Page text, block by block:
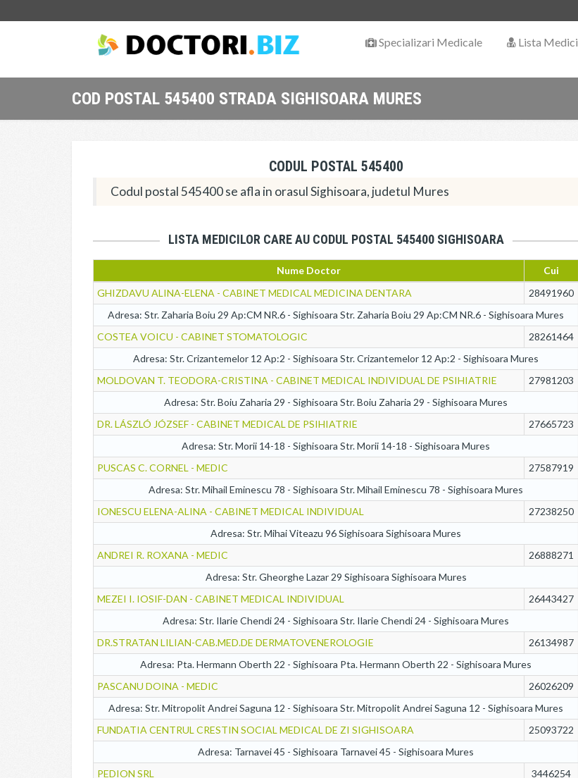
Specializari Medicale Lista Medici
COD POSTAL 545400 STRADA SIGHISOARA MURES
CODUL POSTAL 545400
Codul postal 545400 se afla in orasul Sighisoara, judetul Mures
LISTA MEDICILOR CARE AU CODUL POSTAL 545400 SIGHISOARA
Nume Doctor
Cui
GHIZDAVU ALINA-ELENA - CABINET MEDICAL MEDICINA DENTARA
28491960
Adresa: Str. Zaharia Boiu 29 Ap:CM NR.6 - Sighisoara Str. Zaharia Boiu 29 Ap:CM NR.6 - Sighisoara Mures
COSTEA VOICU - CABINET STOMATOLOGIC
28261464
Adresa: Str. Crizantemelor 12 Ap:2 - Sighisoara Str. Crizantemelor 12 Ap:2 - Sighisoara Mures
MOLDOVAN T. TEODORA-CRISTINA - CABINET MEDICAL INDIVIDUAL DE PSIHIATRIE
27981203
Adresa: Str. Boiu Zaharia 29 - Sighisoara Str. Boiu Zaharia 29 - Sighisoara Mures
DR. LÁSZLÓ JÓZSEF - CABINET MEDICAL DE PSIHIATRIE
27665723
Adresa: Str. Morii 14-18 - Sighisoara Str. Morii 14-18 - Sighisoara Mures
PUSCAS C. CORNEL - MEDIC
27587919
Adresa: Str. Mihail Eminescu 78 - Sighisoara Str. Mihail Eminescu 78 - Sighisoara Mures
IONESCU ELENA-ALINA - CABINET MEDICAL INDIVIDUAL
27238250
Adresa: Str. Mihai Viteazu 96 Sighisoara Sighisoara Mures
ANDREI R. ROXANA - MEDIC
26888271
Adresa: Str. Gheorghe Lazar 29 Sighisoara Sighisoara Mures
MEZEI I. IOSIF-DAN - CABINET MEDICAL INDIVIDUAL
26443427
Adresa: Str. Ilarie Chendi 24 - Sighisoara Str. Ilarie Chendi 24 - Sighisoara Mures
DR.STRATAN LILIAN-CAB.MED.DE DERMATOVENEROLOGIE
26134987
Adresa: Pta. Hermann Oberth 22 - Sighisoara Pta. Hermann Oberth 22 - Sighisoara Mures
PASCANU DOINA - MEDIC
26026209
Adresa: Str. Mitropolit Andrei Saguna 12 - Sighisoara Str. Mitropolit Andrei Saguna 12 - Sighisoara Mures
FUNDATIA CENTRUL CRESTIN SOCIAL MEDICAL DE ZI SIGHISOARA
25093722
Adresa: Tarnavei 45 - Sighisoara Tarnavei 45 - Sighisoara Mures
PEDION SRL
3446254